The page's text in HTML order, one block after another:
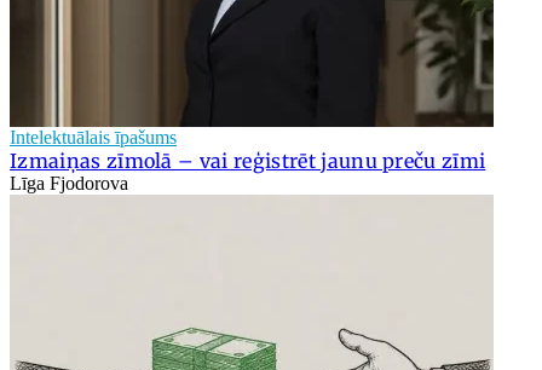
Intelektuālais īpašums
Izmaiņas zīmolā – vai reģistrēt jaunu preču zīmi
Līga Fjodorova